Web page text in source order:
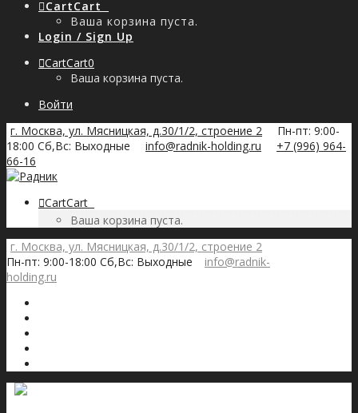
CartCart
Ваша корзина пуста.
Login / Sign Up
CartCart0
Ваша корзина пуста.
Войти
г. Москва, ул. Мясницкая, д.30/1/2, строение 2
Пн-пт: 9:00-
18:00 Сб,Вс: Выходные
info@radnik-holding.ru
+7 (996) 964-
66-16
CartCart
Ваша корзина пуста.
г. Москва, ул. Мясницкая, д.30/1/2, строение 2
Пн-пт: 9:00-18:00 Сб,Вс: Выходные
info@radnik-
holding.ru